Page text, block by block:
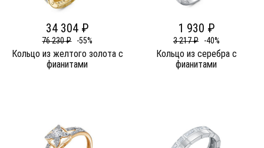
34 304 ₽
76 230 ₽ -55%
Кольцо из желтого золота c
фианитами
1 930 ₽
3 217 ₽ -40%
Кольцо из серебра c
фианитами